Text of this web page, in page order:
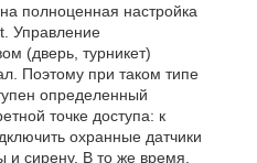
полноценная настройка
Управление
(дверь, турникет)
Поэтому при таком типе
определенный
точке доступа: к
охранные датчики
сирену. В то же время,